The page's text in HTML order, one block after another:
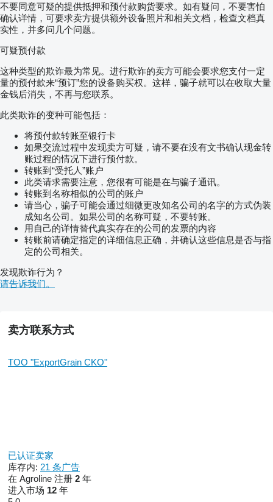
不要同意可疑的提供抵押和预付款购货要求。如有疑问，不要害怕
确认详情，可要求卖方提供额外设备照片和相关文档，检查文档真
实性，并多问几个问题。
可疑预付款
这种类型的欺诈最为常见。进行欺诈的卖方可能会要求您支付一定
量的预付款来“预订”您的设备购买权。这样，骗子就可以在收取大量
金钱后消失，不再与您联系。
此类欺诈的变种可能包括：
将预付款转账至银行卡
如果交流过程中发现卖方可疑，请不要在没有文书确认现金转
账过程的情况下进行预付款。
转账到“受托人”账户
此类请求需要注意，您很有可能是在与骗子通讯。
转账到名称相似的公司的账户
请当心，骗子可能会通过细微更改知名公司的名字的方式伪装
成知名公司。如果公司的名称可疑，不要转账。
用自己的详情替代真实存在的公司的发票的内容
转账前请确定指定的详细信息正确，并确认这些信息是否与指
定的公司相关。
发现欺诈行为？
请告诉我们。
卖方联系方式
TOO "ExportGrain CKO"
已认证卖家
库存内: 21 条广告
在 Agroline 注册 2 年
进入市场 12 年